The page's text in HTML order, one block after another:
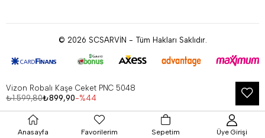
© 2026 SCSARVİN - Tüm Hakları Saklıdır.
Çerez Kullanımı
Vizon Robalı Kaşe Ceket PNC 5048
₺1.599,80₺899,90 44
Anasayfa Favorilerim Sepetim Üye Girişi